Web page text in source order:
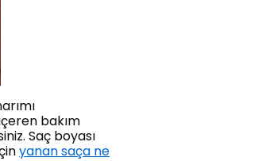
bakım
Saç boyası
yanan saça ne